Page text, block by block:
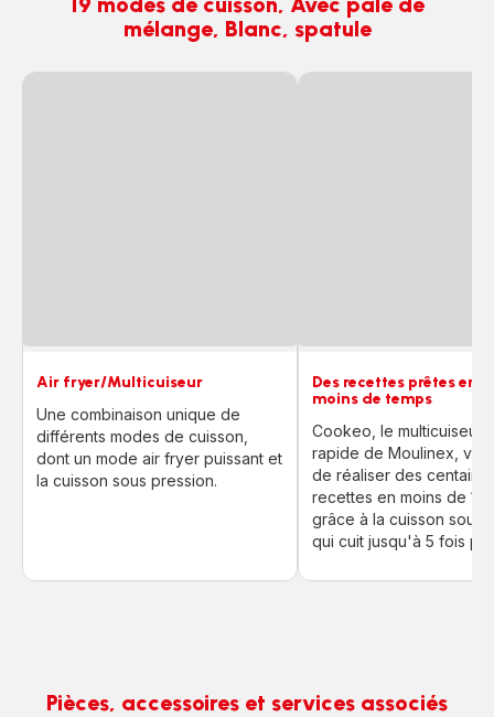
mélange, Blanc, spatule
Air fryer/Multicuiseur
Une combinaison unique de
différents modes de cuisson,
dont un mode air fryer puissant et
la cuisson sous pression.
Des recettes prêtes en
moins de temps
Cookeo, le multicuiseur
rapide de Moulinex,
de réaliser des
recettes en moins de 10
grâce à la cuisson sous
qui cuit jusqu'à 5 fois
Pièces, accessoires et services associés